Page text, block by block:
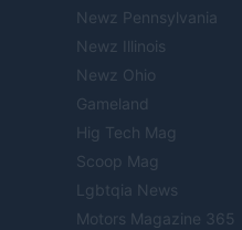
Newz Pennsylvania
Newz Illinois
Newz Ohio
Gameland
Hig Tech Mag
Scoop Mag
Lgbtqia News
Motors Magazine 365